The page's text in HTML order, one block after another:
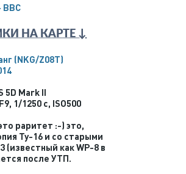
ВВС
НА КАРТЕ ↓
(NKG/Z08T)
5D Mark II
F9, 1/1250 с, ISO500
раритет :-) это,
Ту-16 и со старыми
как WP-8 в
после УТП.